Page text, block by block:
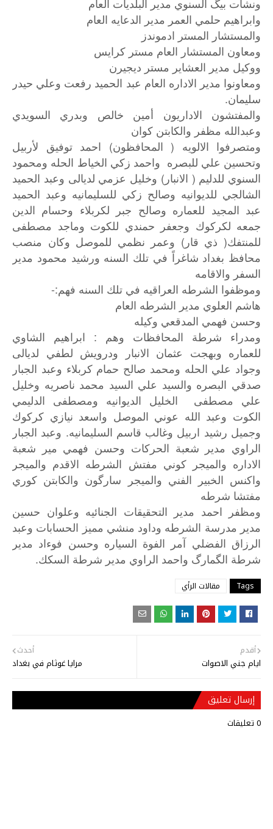
وابراهيم حلمي العمر مدير الدعايه العام
والمستشار المستر ادموندز
ومعاون المستشار العام مستر كرايس
ووكيل مدير العشاير مستر ديجيرن
ومعاونوا مدير الاداره العام عبد الحميد رفعت وعلي حيدر
سليمان.
والمفتشون الاداريون أمين خالص وبدري السويدي
وعبدالله مظفر والكابتن كوان
ومتصرفوا الالويه ( المحافظون) احمد توفيق لأربيل
وتحسين علي للبصره واحمد زكي الخياط الحله ومحمود
السنوي للدليم ( الانبار) وخليل عزمي لديالى وعبد الحميد
الشالجي للديوانيه وصالح زكي للسليمانيه وعبد الحميد
عبد المجيد للعماره وصالح جبر لكربلاء وحسام الدين
جمعه لكركوك وجعفر حمندي للكوت وماجد مصطفى
للمنتفك( ذي قار) وعمر نظمي للموصل وكان منصب
محافظ بغداد شاغراً في تلك السنه ورشيد محمود مدير
السفر والاقامه
وموظفوا الشرطه العراقيه في تلك السنه فهم:-
هاشم العلوي مدير الشرطه العام
وحسن فهمي المدقعي وكيله
ومدراء شرطة المحافظات وهم : ابراهيم الشاوي
للعماره وبهجت عثمان الانبار ودرويش لطفي لديالى
وجواد علي الحله ومحمد صالح حمام كربلاء وعبد الجبار
صدقي البصره والسيد علي السيد محمد ناصريه وخليل
علي مصطفى الخليل الديوانيه ومصطفى الدليمي
الكوت وعبد الله عوني الموصل واسعد نيازي كركوك
وجميل رشيد اربيل وغالب قاسم السليمانيه. وعبد الجبار
الراوي مدير شعبة الحركات وحسن فهمي مير شعبة
الاداره والميجر كوني مفتش الشرطه الاقدم والميجر
واكنس الخبير الفني والميجر سارگون والكابتن كوري
مفتشا شرطه
ومظفر احمد مدير التحقيقات الجنائيه وعلوان
حسين
مدير مدرسة الشرطه وداود منشي مميز الحسابات وعبد
الرزاق الفضلي آمر الفوة السياره وحسن فوءاد مدير
شرطة الگمارگ واحمد الراوي مدير شرطة السكك.
Tags مقالات الرأي
أحدث
مرايا غوثام في بغداد
أقدم
ايام جني الاصوات
إرسال تعليق
0 تعليقات